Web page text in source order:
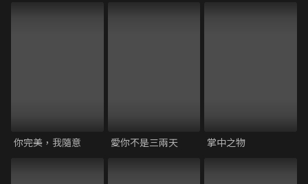
你完美，我隨意 愛你不是三兩天 掌中之物